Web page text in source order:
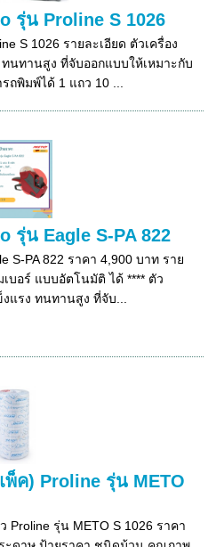
รุ่น Proline S 1026
S 1026 รายละเอียด ตัวเครื่อง
นทานสูง ที่จับออกแบบให้เหมาะกับ
ถพิมพ์ได้ 1 แถว 10 ...
รุ่น Eagle S-PA 822
S-PA 822 ราคา 4,900 บาท ราย
บอร์ แบบอัตโนมัติ ได้ **** ตัว
แรง ทนทานสูง ที่จับ...
พ็ค) Proline รุ่น METO
Proline รุ่น METO S 1026 ราคา